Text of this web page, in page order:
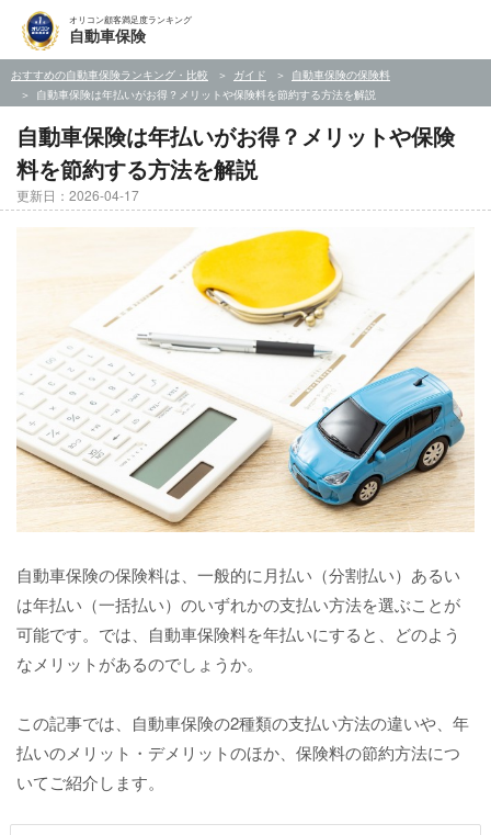
オリコン顧客満足度ランキング
自動車保険
おすすめの自動車保険ランキング・比較 ガイド
自動車保険の保険料
自動車保険は年払いがお得？メリットや保険料を節約する方法を解説
自動車保険は年払いがお得？メリットや保険
料を節約する方法を解説
更新日：2026-04-17
自動車保険の保険料は、一般的に月払い（分割払い）あるい
は年払い（一括払い）のいずれかの支払い方法を選ぶことが
可能です。では、自動車保険料を年払いにすると、どのよう
なメリットがあるのでしょうか。
この記事では、自動車保険の2種類の支払い方法の違いや、年
払いのメリット・デメリットのほか、保険料の節約方法につ
いてご紹介します。